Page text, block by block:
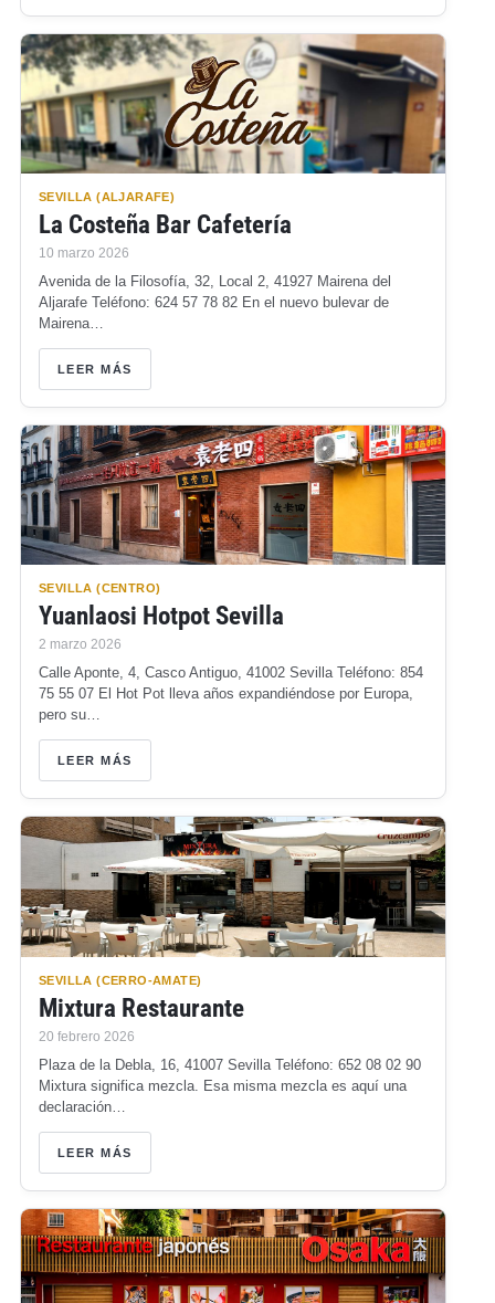
SEVILLA (ALJARAFE)
La Costeña Bar Cafetería
10 marzo 2026
Avenida de la Filosofía, 32, Local 2, 41927 Mairena del
Aljarafe Teléfono: 624 57 78 82 En el nuevo bulevar de
Mairena…
LEER MÁS
SEVILLA (CENTRO)
Yuanlaosi Hotpot Sevilla
2 marzo 2026
Calle Aponte, 4, Casco Antiguo, 41002 Sevilla Teléfono: 854
75 55 07 El Hot Pot lleva años expandiéndose por Europa,
pero su…
LEER MÁS
SEVILLA (CERRO-AMATE)
Mixtura Restaurante
20 febrero 2026
Plaza de la Debla, 16, 41007 Sevilla Teléfono: 652 08 02 90
Mixtura significa mezcla. Esa misma mezcla es aquí una
declaración…
LEER MÁS